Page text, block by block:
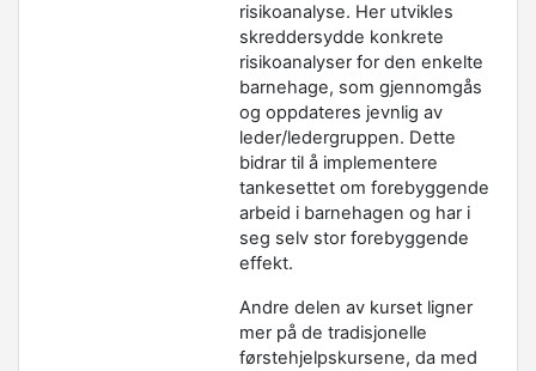
risikoanalyse. Her utvikles
skreddersydde konkrete
risikoanalyser for den enkelte
barnehage, som gjennomgås
og oppdateres jevnlig av
leder/ledergruppen. Dette
bidrar til å implementere
tankesettet om forebyggende
arbeid i barnehagen og har i
seg selv stor forebyggende
effekt.
Andre delen av kurset ligner
mer på de tradisjonelle
førstehjelpskursene, da med